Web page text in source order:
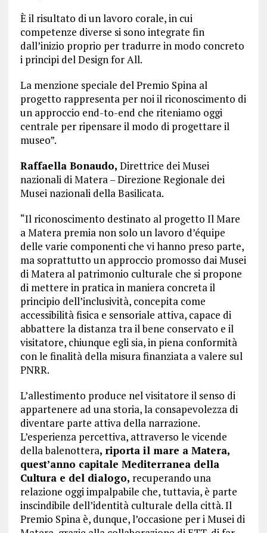
È il risultato di un lavoro corale, in cui
competenze diverse si sono integrate fin
dall’inizio proprio per tradurre in modo concreto
i principi del Design for All.
La menzione speciale del Premio Spina al
progetto rappresenta per noi il riconoscimento di
un approccio end-to-end che riteniamo oggi
centrale per ripensare il modo di progettare il
museo”.
Raffaella Bonaudo, Direttrice dei Musei
nazionali di Matera – Direzione Regionale dei
Musei nazionali della Basilicata.
“Il riconoscimento destinato al progetto Il Mare
a Matera premia non solo un lavoro d’équipe
delle varie componenti che vi hanno preso parte,
ma soprattutto un approccio promosso dai Musei
di Matera al patrimonio culturale che si propone
di mettere in pratica in maniera concreta il
principio dell’inclusività, concepita come
accessibilità fisica e sensoriale attiva, capace di
abbattere la distanza tra il bene conservato e il
visitatore, chiunque egli sia, in piena conformità
con le finalità della misura finanziata a valere sul
PNRR.
L’allestimento produce nel visitatore il senso di
appartenere ad una storia, la consapevolezza di
diventare parte attiva della narrazione.
L’esperienza percettiva, attraverso le vicende
della balenottera, riporta il mare a Matera,
quest’anno capitale Mediterranea della
Cultura e del dialogo, recuperando una
relazione oggi impalpabile che, tuttavia, è parte
inscindibile dell’identità culturale della città. Il
Premio Spina è, dunque, l’occasione per i Musei di